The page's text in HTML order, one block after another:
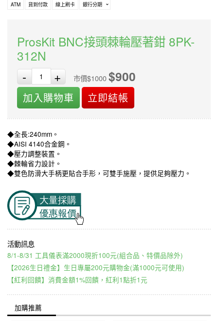
ATM 貨到付款 線上刷卡 銀行分期
ProsKit BNC接頭棘輪壓著鉗 8PK-
312N
-
+ 市價$1000$900
加入購物車 立即結帳
◆全長:240mm。
◆AISI 4140合金鋼。
◆壓力調整裝置。
◆棘輪省力設計。
◆雙色防滑大手柄更貼合手形，可雙手施壓，提供足夠壓力。
8/1-8/31 工具儀表滿2000現折100元(組合品、特價品除外)
【2026生日禮金】生日專屬200元購物金(滿1000元可使用)
【紅利回饋】消費金額1%回饋，紅利1點折1元
加購推薦